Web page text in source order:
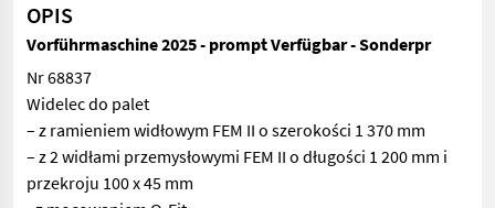
OPIS
Vorführmaschine 2025 - prompt Verfügbar - Sonderpr
Nr 68837
Widelec do palet
– z ramieniem widłowym FEM II o szerokości 1 370 mm
– z 2 widłami przemysłowymi FEM II o długości 1 200 mm i
przekroju 100 x 45 mm